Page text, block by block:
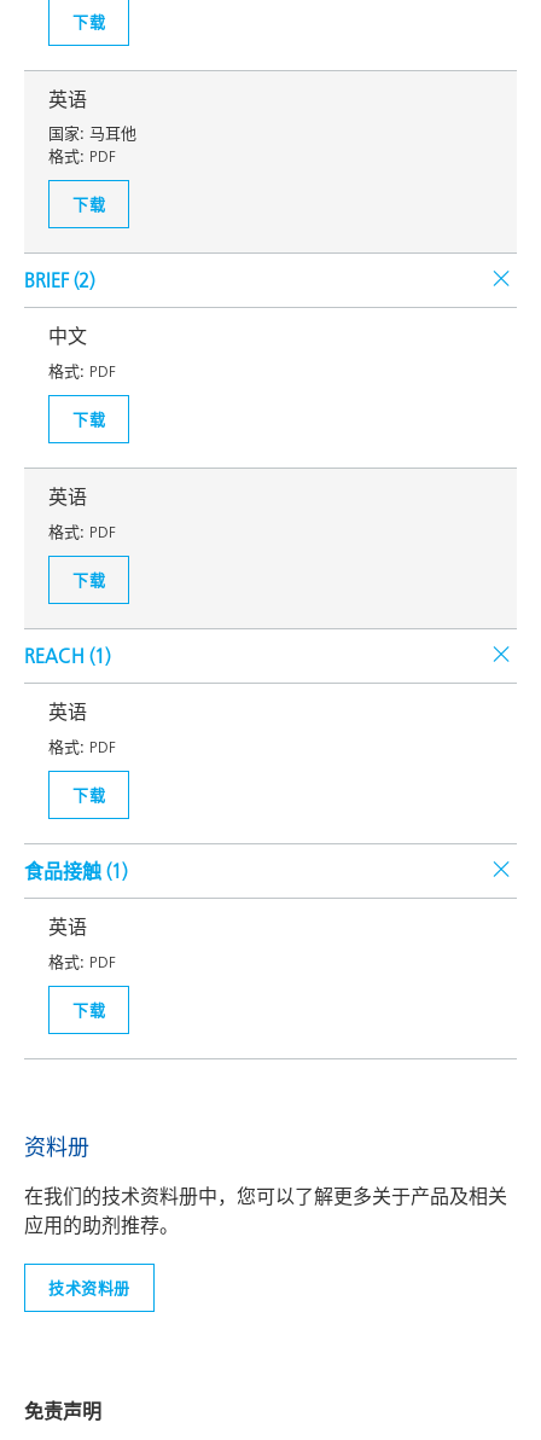
下载
英语
国家: 马耳他
格式: PDF
下载
BRIEF (2)
中文
格式: PDF
下载
英语
格式: PDF
下载
REACH (1)
英语
格式: PDF
下载
食品接触 (1)
英语
格式: PDF
下载
资料册
在我们的技术资料册中，您可以了解更多关于产品及相关
应用的助剂推荐。
技术资料册
免责声明